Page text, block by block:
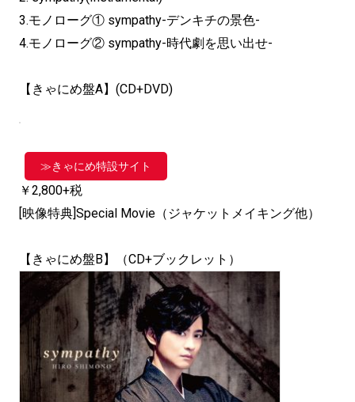
3.モノローグ① sympathy-デンキチの景色-
4.モノローグ② sympathy-時代劇を思い出せ-
【きゃにめ盤A】(CD+DVD)
≫きゃにめ特設サイト
￥2,800+税
[映像特典]Special Movie（ジャケットメイキング他）
【きゃにめ盤B】（CD+ブックレット）